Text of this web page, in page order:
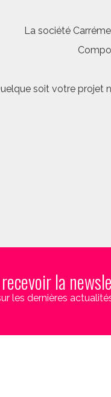
La société
soit votre projet
la
les dernières